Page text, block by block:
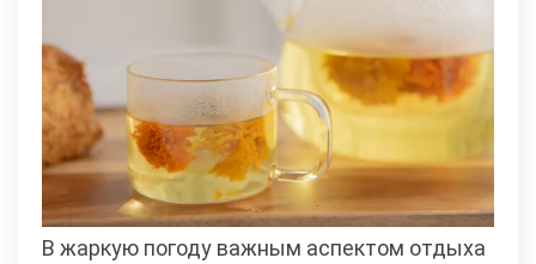
В жаркую погоду важным аспектом отдыха